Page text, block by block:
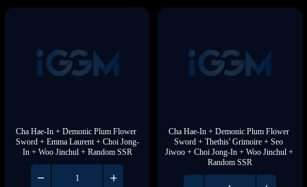
Cha Hae-In + Demonic Plum Flower
Sword + Emma Laurent + Choi Jong-
In + Woo Jinchul + Random SSR
Cha Hae-In + Demonic Plum Flower
Sword + Thethis' Grimoire + Seo
Jiwoo + Choi Jong-In + Woo Jinchul +
Random SSR